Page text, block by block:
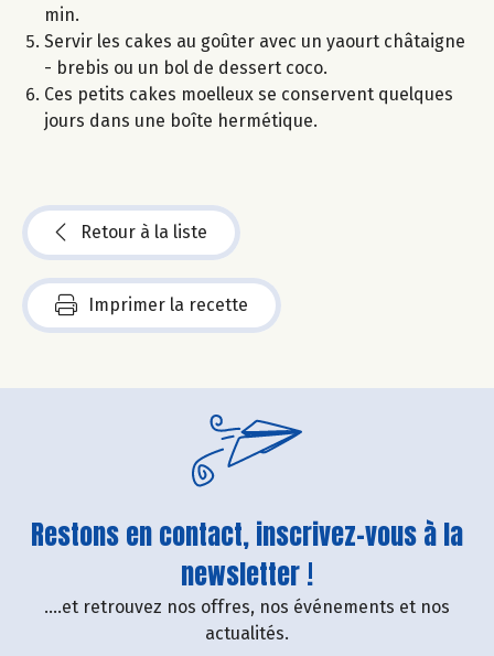
min.
Servir les cakes au goûter avec un yaourt châtaigne
- brebis ou un bol de dessert coco.
Ces petits cakes moelleux se conservent quelques
jours dans une boîte hermétique.
Retour à la liste
Imprimer la recette
Restons en contact, inscrivez-vous à la
newsletter !
....et retrouvez nos offres, nos événements et nos
actualités.